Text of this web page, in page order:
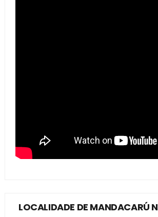
LOCALIDADE DE MANDACARÚ